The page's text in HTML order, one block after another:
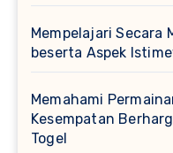
Mempelajari Secara
beserta Aspek
Memahami
Kesempatan
Togel